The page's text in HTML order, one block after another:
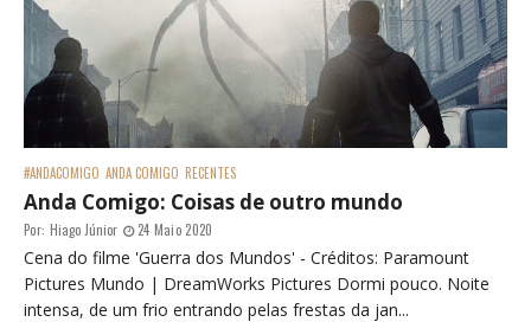
#ANDACOMIGO ANDA COMIGO RECENTES
Anda Comigo: Coisas de outro mundo
Por: Hiago Júnior 24 Maio 2020
Cena do filme 'Guerra dos Mundos' - Créditos: Paramount
Pictures Mundo | DreamWorks Pictures Dormi pouco. Noite
intensa, de um frio entrando pelas frestas da jan...